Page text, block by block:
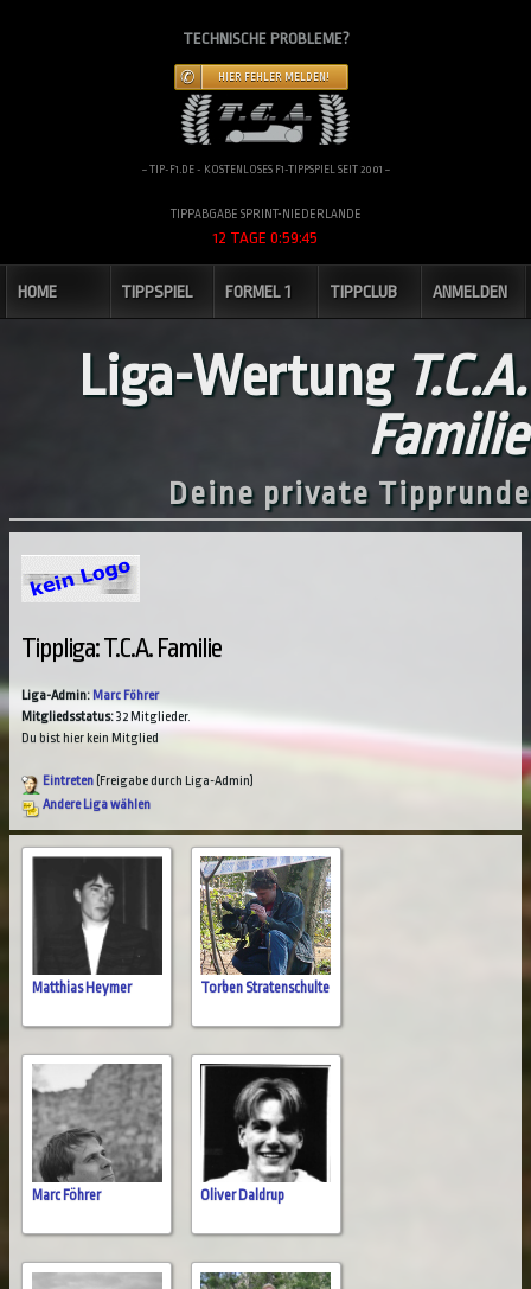
TECHNISCHE PROBLEME?
HIER FEHLER MELDEN!
~ TIP-F1.DE - KOSTENLOSES F1-TIPPSPIEL SEIT 2001 ~
TIPPABGABE SPRINT-NIEDERLANDE
12 TAGE 0:59:44
HOME TIPPSPIEL FORMEL 1 TIPPCLUB ANMELDEN
Liga-Wertung T.C.A.
Familie
Deine private Tipprunde
Tippliga: T.C.A. Familie
Liga-Admin: Marc Föhrer
Mitgliedsstatus:32 Mitglieder.
Du bist hier kein Mitglied
Eintreten (Freigabe durch Liga-Admin)
Andere Liga wählen
Matthias Heymer Torben Stratenschulte
Marc Föhrer Oliver Daldrup